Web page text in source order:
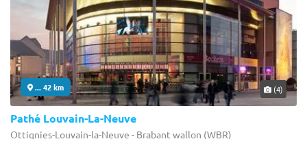
... 42 km (4)
Pathé Louvain-La-Neuve
Ottignies-Louvain-la-Neuve - Brabant wallon (WBR)